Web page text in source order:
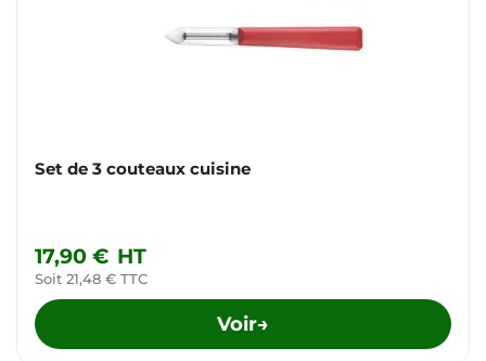
Set de 3 couteaux cuisine
17,90 € HT
Soit 21,48 € TTC
Voir→